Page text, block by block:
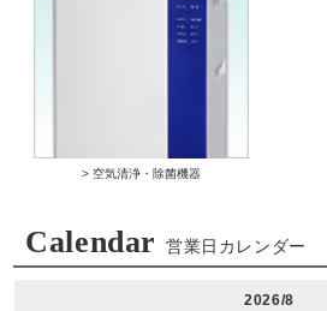
> 空気清浄・除菌機器
Calendar 営業日カレンダー
2026/8